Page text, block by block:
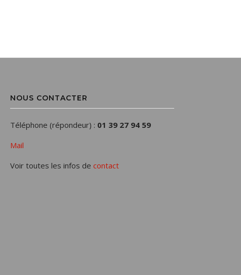
NOUS CONTACTER
Téléphone (répondeur) : 01 39 27 94 59
Mail
Voir toutes les infos de contact